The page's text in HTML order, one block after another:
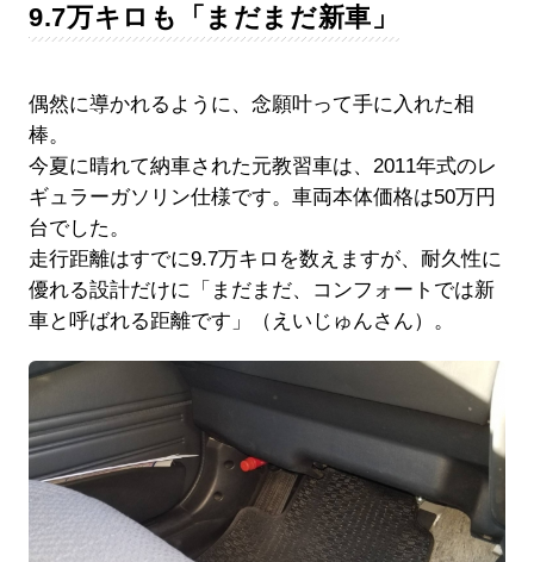
9.7万キロも「まだまだ新車」
偶然に導かれるように、念願叶って手に入れた相
棒。
今夏に晴れて納車された元教習車は、2011年式のレ
ギュラーガソリン仕様です。車両本体価格は50万円
台でした。
走行距離はすでに9.7万キロを数えますが、耐久性に
優れる設計だけに「まだまだ、コンフォートでは新
車と呼ばれる距離です」（えいじゅんさん）。